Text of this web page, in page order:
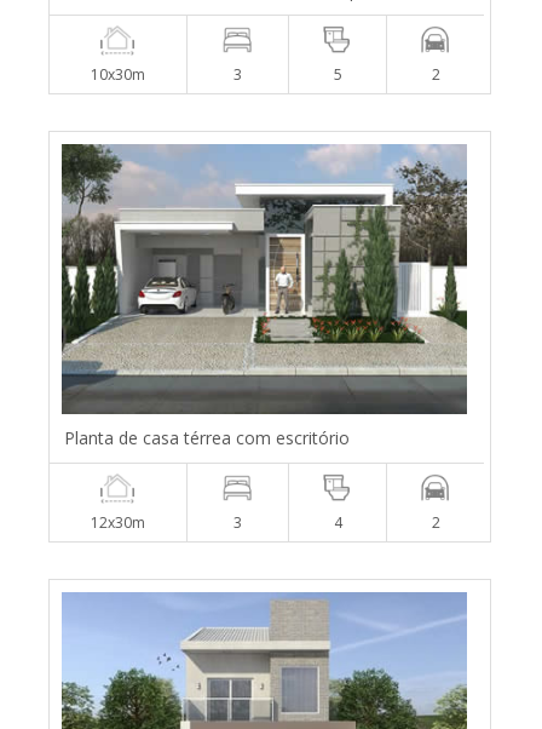
10x30m 3 5 2
Planta de casa térrea com escritório
12x30m 3 4 2